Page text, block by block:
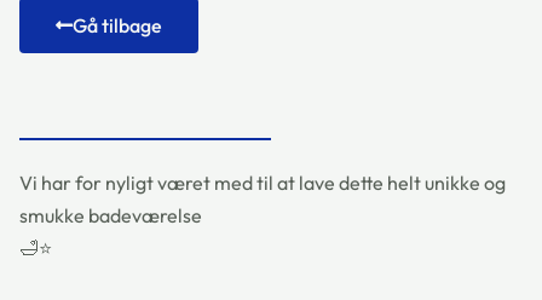
Gå tilbage
Vi har for nyligt været med til at lave dette helt unikke og
smukke badeværelse
🛁⭐️